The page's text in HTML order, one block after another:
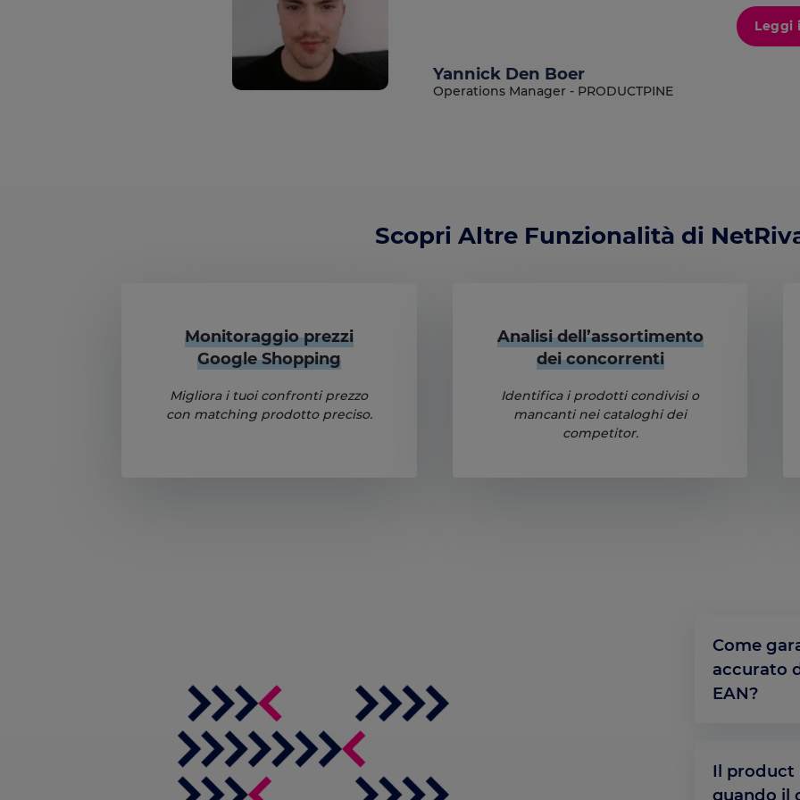
Leggi
Yannick Den Boer
Operations Manager - PRODUCTPINE
Monitoraggio prezzi
Google Shopping
Migliora i tuoi confronti prezzo
con matching prodotto preciso.
Analisi dell’assortimento
dei concorrenti
Identifica i prodotti condivisi o
mancanti nei cataloghi dei
competitor.
Scopri Altre Funzionalità di
Come
accurato
EAN?
online di vino,
problema nel
Il product
quando il